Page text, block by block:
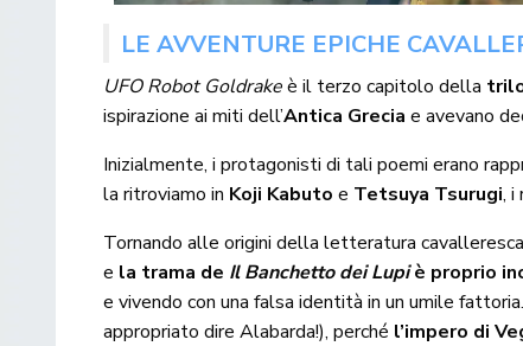
LE AVVENTURE EPICHE
UFO Robot Goldrakeè il terzo capitolo della
ispirazione ai miti dell’Antica Greciae avevano
Inizialmente, i protagonisti di tali poemi erano
la ritroviamo in Koji Kabutoe Tetsuya Tsurugi, i
Tornando alle origini della letteratura
e la trama de Il Banchetto dei Lupiè proprio
e vivendo con una falsa identità in un umile
appropriato dire Alabarda!), perché l’impero di